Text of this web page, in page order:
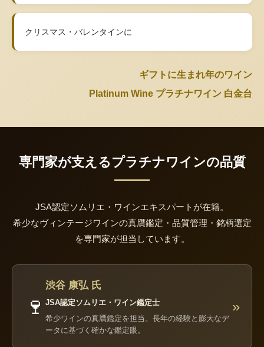
クリスマス・バレンタインに
ギフトに生まれ年のワイン
Platinum Wine プラチナワイン 白金台
専門家が支えるプラチナワインの品質
JSA認定ソムリエ・ワインエキスパートが在籍。
希少なヴィンテージワインの真贋鑑定・品質管理・銘柄選定
を専門家が担当しています。
🍷
渋谷 康弘 氏
JSA認定ソムリエ・ワイン鑑定士
希少ワインの真贋鑑定を担当。長年の経験と膨大なデ
ータに基づく確かな鑑定眼。
»